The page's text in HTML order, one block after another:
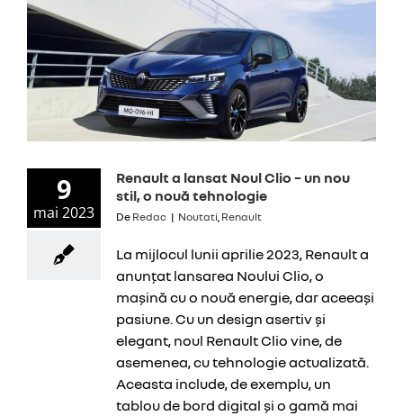
9
mai 2023
Renault a lansat Noul Clio – un nou
stil, o nouă tehnologie
De Redac | Noutati, Renault
La mijlocul lunii aprilie 2023, Renault a
anunțat lansarea Noului Clio, o
mașină cu o nouă energie, dar aceeași
pasiune. Cu un design asertiv și
elegant, noul Renault Clio vine, de
asemenea, cu tehnologie actualizată.
Aceasta include, de exemplu, un
tablou de bord digital și o gamă mai